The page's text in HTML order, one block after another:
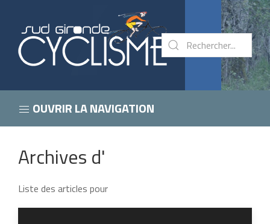
OUVRIR LA NAVIGATION
Archives d'
Liste des articles pour